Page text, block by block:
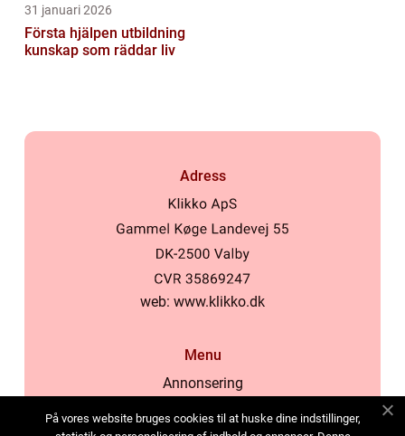
31 januari 2026
Första hjälpen utbildning
kunskap som räddar liv
Adress
web: www.klikko.dk
Menu
Annonsering
Cookies
På vores website bruges cookies til at huske dine indstillinger,